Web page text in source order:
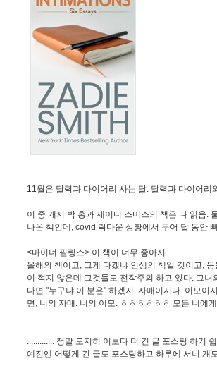
11월은 달력과 다이어리 사는 달. 달력과 다이어리
이 중 캐시 박 홍과 제이디 스미스의 책은 다 읽음.
나온 책인데, covid 락다운 상황에서 두어 달 동안
<마이너 필링스> 이 책이 너무 좋아서
올해의 책이고, 그게 다겠냐 인생의 책일 것이고,
이 적지 않은데 그것들도 전작주의 하고 있다. 그
다면 "누구냐 이 분은" 하겠지. 자매이시다. 이모이
면, 너의 자매. 너의 이모. ㅎㅎㅎㅎㅎㅎ 모든 너에
............. 정말 도저히 이보다 더 긴 글 포스팅 하기
예전엔 어떻게 긴 글도 포스팅하고 하루에 서너 개